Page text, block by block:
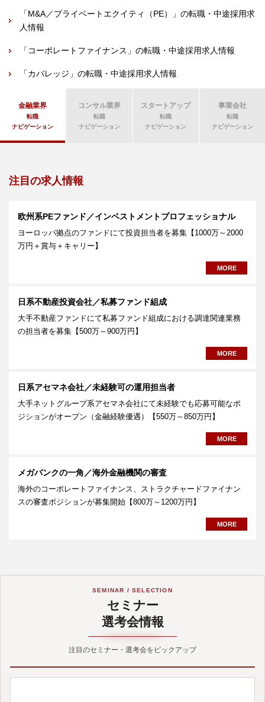
「M&A／プライベートエクイティ（PE）」の転職・中途採用求
人情報
「コーポレートファイナンス」の転職・中途採用求人情報
「カバレッジ」の転職・中途採用求人情報
金融業界
転職
ナビゲーション
コンサル業界
転職
ナビゲーション
スタートアップ
転職
ナビゲーション
事業会社
転職
ナビゲーション
注目の求人情報
欧州系PEファンド／インベストメントプロフェッショナル
ヨーロッパ拠点のファンドにて投資担当者を募集【1000万～2000
万円＋賞与＋キャリー】
MORE
日系不動産投資会社／私募ファンド組成
大手不動産ファンドにて私募ファンド組成における調達関連業務
の担当者を募集【500万～900万円】
MORE
日系アセマネ会社／未経験可の運用担当者
大手ネットグループ系アセマネ会社にて未経験でも応募可能なポ
ジションがオープン（金融経験優遇）【550万～850万円】
MORE
メガバンクの一角／海外金融機関の審査
海外のコーポレートファイナンス、ストラクチャードファイナン
スの審査ポジションが募集開始【800万～1200万円】
MORE
SEMINAR / SELECTION
セミナー
選考会情報
注目のセミナー・選考会をピックアップ